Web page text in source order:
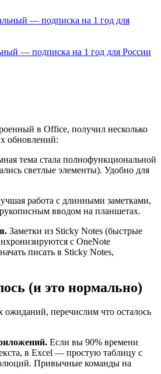
— подписка на 1 год для России
в Office, получил несколько
обновлений:
тема стала полнофункциональной
светлые элементы). Удобно для
работа с длинными заметками,
вводом на планшетах.
Заметки из Sticky Notes (быстрые
с OneNote
писать в Sticky Notes,
(и это нормально)
перечислим что осталось
Если вы 90% времени
в Excel — простую таблицу с
Привычные команды на